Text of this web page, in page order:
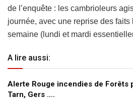
de l’enquête : les cambrioleurs
journée, avec une reprise des
semaine (lundi et mardi
A lire aussi:
Alerte Rouge incendies de Forêts
Tarn, Gers ….